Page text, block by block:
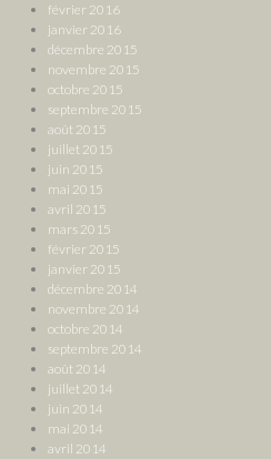
février 2016
janvier 2016
décembre 2015
novembre 2015
octobre 2015
septembre 2015
août 2015
juillet 2015
juin 2015
mai 2015
avril 2015
mars 2015
février 2015
janvier 2015
décembre 2014
novembre 2014
octobre 2014
septembre 2014
août 2014
juillet 2014
juin 2014
mai 2014
avril 2014